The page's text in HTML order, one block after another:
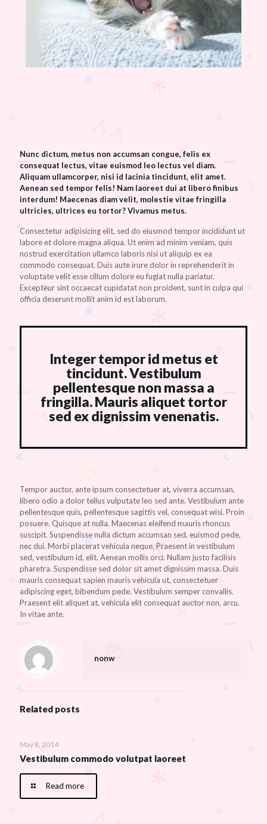
Nunc dictum, metus non accumsan congue, felis ex
consequat lectus, vitae euismod leo lectus vel diam.
Aliquam ullamcorper, nisi id lacinia tincidunt, elit amet.
Aenean sed tempor felis! Nam laoreet dui at libero finibus
interdum! Maecenas diam velit, molestie vitae fringilla
ultricies, ultrices eu tortor? Vivamus metus.
Consectetur adipisicing elit, sed do eiusmod tempor incididunt ut
labore et dolore magna aliqua. Ut enim ad minim veniam, quis
nostrud exercitation ullamco laboris nisi ut aliquip ex ea
commodo consequat. Duis aute irure dolor in reprehenderit in
voluptate velit esse cillum dolore eu fugiat nulla pariatur.
Excepteur sint occaecat cupidatat non proident, sunt in culpa qui
officia deserunt mollit anim id est laborum.
Integer tempor id metus et
tincidunt. Vestibulum
pellentesque non massa a
fringilla. Mauris aliquet tortor
sed ex dignissim venenatis.
Tempor auctor, ante ipsum consectetuer at, viverra accumsan,
libero odio a dolor tellus vulputate leo sed ante. Vestibulum ante
pellentesque quis, pellentesque sagittis vel, consequat wisi. Proin
posuere. Quisque at nulla. Maecenas eleifend mauris rhoncus
suscipit. Suspendisse nulla dictum accumsan sed, euismod pede,
nec dui. Morbi placerat vehicula neque. Praesent in vestibulum
sed, vestibulum id, elit. Aenean mollis orci. Nullam justo facilisis
pharetra. Suspendisse sed dolor sit amet dignissim massa. Duis
mauris consequat sapien mauris vehicula ut, consectetuer
adipiscing eget, bibendum pede. Vestibulum semper convallis.
Praesent elit aliquet at, vehicula elit consequat auctor non, arcu.
In vitae ante.
nonw
Related posts
May 8, 2014
Vestibulum commodo volutpat laoreet
Read more